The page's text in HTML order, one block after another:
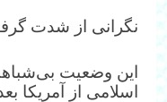
نگرانی‌ از شدت
این وضعیت
اسلامی از آمریکا